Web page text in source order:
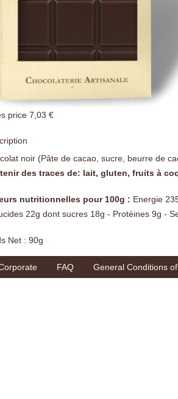
price 7,03 €
noir (Pâte de cacao, sucre, beurre de
des traces de: lait, gluten, fruits à
nutritionnelles pour 100g : Energie
22g dont sucres 18g - Protéines 9g -
Net : 90g
FAQ General Conditions